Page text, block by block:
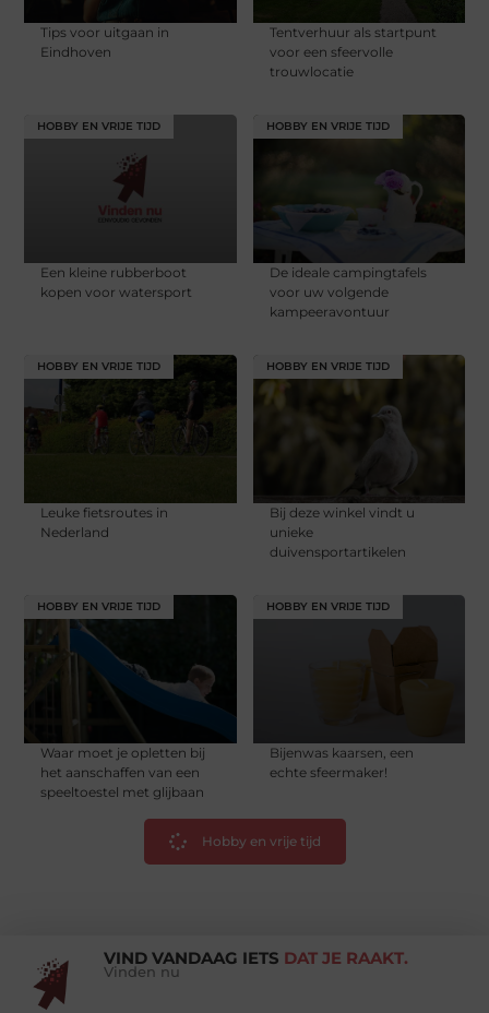
Tips voor uitgaan in
Eindhoven
Tentverhuur als startpunt
voor een sfeervolle
trouwlocatie
HOBBY EN VRIJE TIJD
Een kleine rubberboot
kopen voor watersport
HOBBY EN VRIJE TIJD
De ideale campingtafels
voor uw volgende
kampeeravontuur
HOBBY EN VRIJE TIJD
Leuke fietsroutes in
Nederland
HOBBY EN VRIJE TIJD
Bij deze winkel vindt u
unieke
duivensportartikelen
HOBBY EN VRIJE TIJD
Waar moet je opletten bij
het aanschaffen van een
speeltoestel met glijbaan
HOBBY EN VRIJE TIJD
Bijenwas kaarsen, een
echte sfeermaker!
Hobby en vrije tijd
VIND VANDAAG IETS DAT JE RAAKT.
Vinden nu